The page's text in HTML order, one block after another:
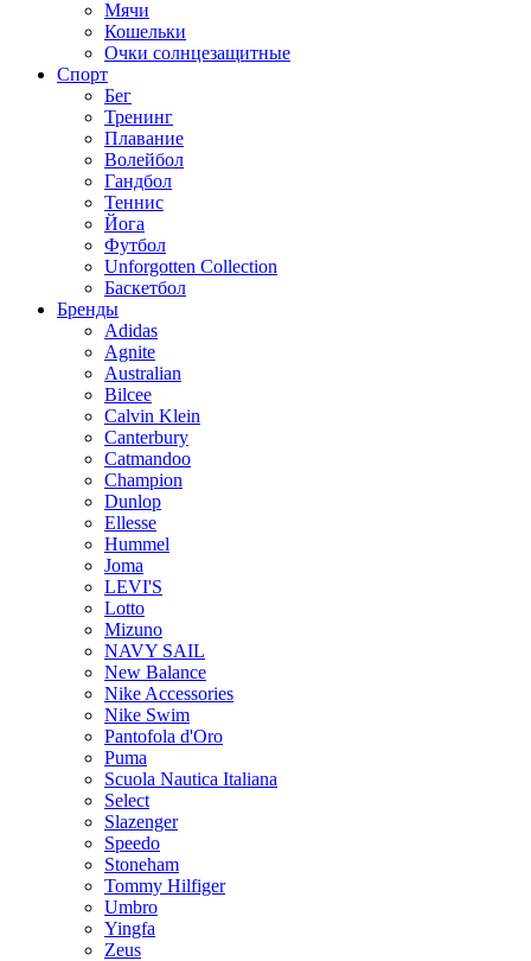
Мячи
Кошельки
Очки солнцезащитные
Спорт
Бег
Тренинг
Плавание
Волейбол
Гандбол
Теннис
Йога
Футбол
Unforgotten Collection
Баскетбол
Бренды
Adidas
Agnite
Australian
Bilcee
Calvin Klein
Canterbury
Catmandoo
Champion
Dunlop
Ellesse
Hummel
Joma
LEVI'S
Lotto
Mizuno
NAVY SAIL
New Balance
Nike Accessories
Nike Swim
Pantofola d'Oro
Puma
Scuola Nautica Italiana
Select
Slazenger
Speedo
Stoneham
Tommy Hilfiger
Umbro
Yingfa
Zeus